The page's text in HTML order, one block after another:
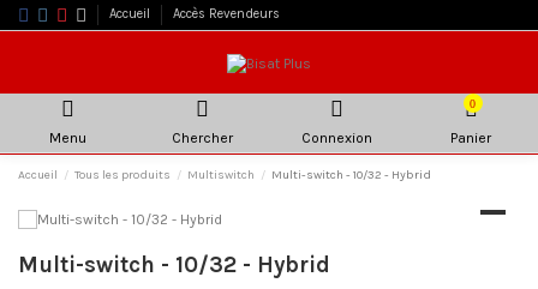
Accueil Accès Revendeurs
Menu Chercher Connexion
0
Panier
Accueil Tous les produits Multiswitch Multi-switch - 10/32 - Hybrid
Multi-switch - 10/32 - Hybrid